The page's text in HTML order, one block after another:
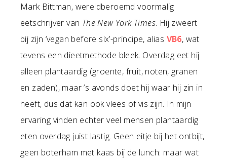
Mark Bittman, wereldberoemd voormalig
eetschrijver van The New York Times. Hij zweert
bij zijn ‘vegan before six’-principe, alias VB6, wat
tevens een dieetmethode bleek. Overdag eet hij
alleen plantaardig (groente, fruit, noten, granen
en zaden), maar ’s avonds doet hij waar hij zin in
heeft, dus dat kan ook vlees of vis zijn. In mijn
ervaring vinden echter veel mensen plantaardig
eten overdag juist lastig. Geen eitje bij het ontbijt,
geen boterham met kaas bij de lunch: maar wat